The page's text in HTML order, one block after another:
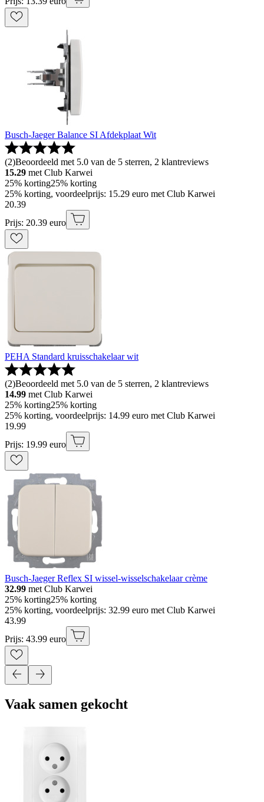
Busch-Jaeger Balance SI Afdekplaat Wit
(2)Beoordeeld met 5.0 van de 5 sterren, 2 klantreviews
15.29 met Club Karwei
25% korting25% korting
25% korting, voordeelprijs: 15.29 euro met Club Karwei
20.39
Prijs: 20.39 euro
PEHA Standard kruisschakelaar wit
(2)Beoordeeld met 5.0 van de 5 sterren, 2 klantreviews
14.99 met Club Karwei
25% korting25% korting
25% korting, voordeelprijs: 14.99 euro met Club Karwei
19.99
Prijs: 19.99 euro
Busch-Jaeger Reflex SI wissel-wisselschakelaar crème
32.99 met Club Karwei
25% korting25% korting
25% korting, voordeelprijs: 32.99 euro met Club Karwei
43.99
Prijs: 43.99 euro
Vaak samen gekocht